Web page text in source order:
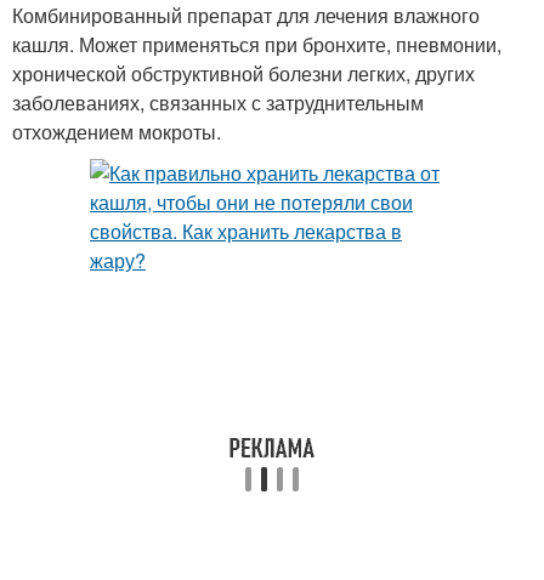
Комбинированный препарат для лечения влажного
кашля. Может применяться при бронхите, пневмонии,
хронической обструктивной болезни легких, других
заболеваниях, связанных с затруднительным
отхождением мокроты.